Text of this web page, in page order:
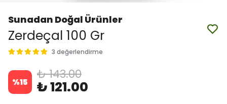
Sunadan Doğal Ürünler
Zerdeçal 100 Gr
3 değerlendirme
%15 ₺ 143.00
₺ 121.00